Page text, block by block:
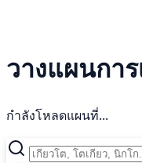
วางแผนกา
กำลังโหลดแผนที่...